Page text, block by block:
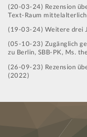
(20-03-24) Rezension
Text-Raum
(19-03-24) Weitere drei
(05-10-23) Zugänglich
zu Berlin, SBB-PK, Ms.
(26-09-23) Rezension
(2022)